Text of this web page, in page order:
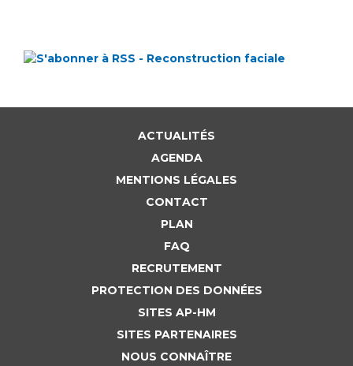
ACTUALITÉS
AGENDA
MENTIONS LÉGALES
CONTACT
PLAN
FAQ
RECRUTEMENT
PROTECTION DES DONNÉES
SITES AP-HM
SITES PARTENAIRES
NOUS CONNAÎTRE